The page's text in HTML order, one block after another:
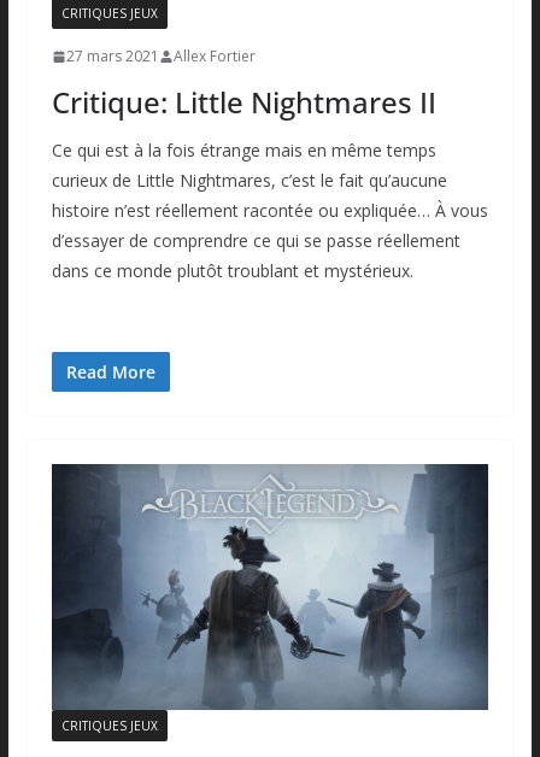
CRITIQUES JEUX
27 mars 2021 Allex Fortier
Critique: Little Nightmares II
Ce qui est à la fois étrange mais en même temps
curieux de Little Nightmares, c’est le fait qu’aucune
histoire n’est réellement racontée ou expliquée… À vous
d’essayer de comprendre ce qui se passe réellement
dans ce monde plutôt troublant et mystérieux.
Read More
CRITIQUES JEUX